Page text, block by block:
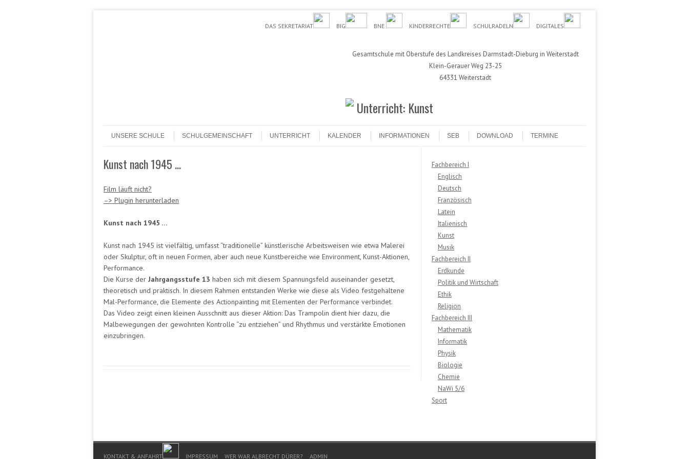
DAS SEKRETARIAT
BIG BNE KINDERRECHTE SCHULRADELN DIGITALES
Gesamtschule mit Oberstufe des Landkreises Darmstadt-Dieburg in Weiterstadt
Klein-Gerauer Weg 23-25
64331 Weiterstadt
Unterricht: Kunst
Menü
UNSERE SCHULE
SCHULGEMEINSCHAFT UNTERRICHT KALENDER INFORMATIONEN SEB DOWNLOAD TERMINE
Kunst nach 1945 …
Film läuft nicht?
–> Plugin herunterladen
Kunst nach 1945 …
Kunst nach 1945 ist vielfältig, umfasst “traditionelle” künstlerische Arbeitsweisen wie etwa Malerei
oder Skulptur, oft in neuen Formen, aber auch neue Kunstbereiche wie Environment, Kunst-Aktionen,
Performance.
Die Kurse der Jahrgangsstufe 13 haben sich mit diesem Spannungsfeld auseinander gesetzt,
theoretisch und praktisch. In diesem Rahmen entstanden Werke wie diese als Video festgehaltene
Mal-Performance, die Elemente des Actionpainting mit Elementen der Performance verbindet.
Das Video zeigt einen kleinen Ausschnitt aus dieser Aktion: Das Trampolin dient hier dazu, die
Malbewegungen der gewohnten Kontrolle “zu entziehen” und Rhythmus und verstärkte Emotionen
einzubringen.
Fachbereich I
Englisch
Deutsch
Französisch
Latein
Italienisch
Kunst
Musik
Fachbereich II
Erdkunde
Politik und Wirtschaft
Ethik
Religion
Fachbereich III
Mathematik
Informatik
Physik
Biologie
Chemie
NaWi 5/6
Sport
KONTAKT & ANFAHRT IMPRESSUM WER WAR ALBRECHT DÜRER? ADMIN